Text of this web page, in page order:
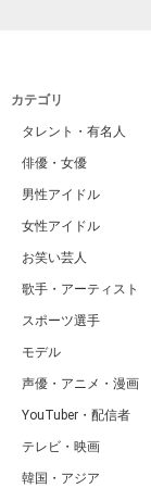
カテゴリ
タレント・有名人
俳優・女優
男性アイドル
女性アイドル
お笑い芸人
歌手・アーティスト
スポーツ選手
モデル
声優・アニメ・漫画
YouTuber・配信者
テレビ・映画
韓国・アジア